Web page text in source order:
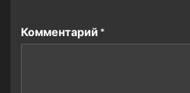
Комментарий *